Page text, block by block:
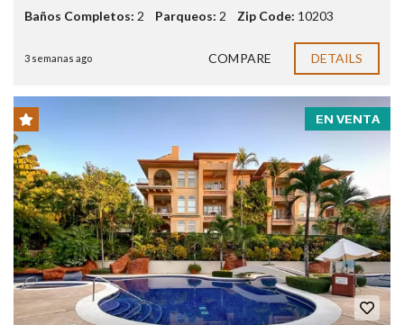
Baños Completos: 2 Parqueos: 2 Zip Code: 10203
3 semanas ago COMPARE DETAILS
EN VENTA